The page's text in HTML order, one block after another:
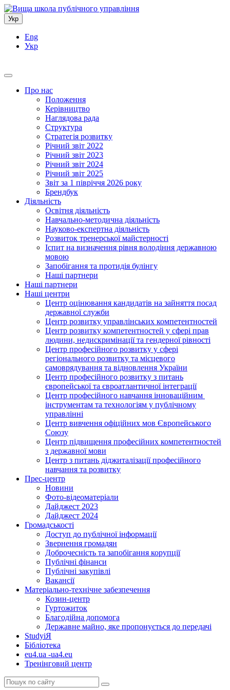
Укр
Eng
Укр
Про нас
Положення
Керівництво
Наглядова рада
Структура
Стратегія розвитку
Річний звіт 2022
Річний звіт 2023
Річний звіт 2024
Річний звіт 2025
Звіт за 1 півріччя 2026 року
Брендбук
Діяльність
Освітня діяльність
Навчально-методична діяльність
Науково-експертна діяльність
Розвиток тренерської майстерності
Іспит на визначення рівня володіння державною
мовою
Запобігання та протидія булінгу
Наші партнери
Наші партнери
Наші центри
Центр оцінювання кандидатів на зайняття посад
державної служби
Центр розвитку управлінських компетентностей
Центр розвитку компетентностей у сфері прав
людини, недискримінації та гендерної рівності
Центр професійного розвитку у сфері
регіонального розвитку та місцевого
самоврядування та відновлення України
Центр професійного розвитку з питань
європейської та євроатлантичної інтеграції
Центр професійного навчання інноваційним
інструментам та технологіям у публічному
управлінні
Центр вивчення офіційних мов Європейського
Союзу
Центр підвищення професійних компетентностей
з державної мови
Центр з питань діджиталізації професійного
навчання та розвитку
Прес-центр
Новини
Фото-відеоматеріали
Дайджест 2023
Дайджест 2024
Громадськості
Доступ до публічної інформації
Звернення громадян
Доброчесність та запобігання корупції
Публічні фінанси
Публічні закупівлі
Вакансії
Матеріально-технічне забезпечення
Козин-центр
Гуртожиток
Благодійна допомога
Державне майно, яке пропонується до передачі
StudyіЯ
Бібліотека
eu4.ua -ua4.eu
Тренінговий центр